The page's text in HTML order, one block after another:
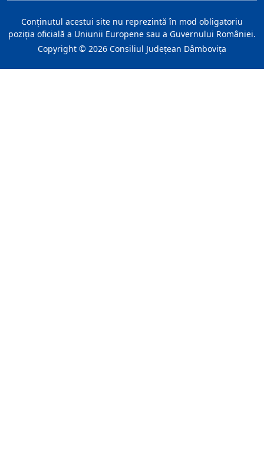
Conţinutul acestui site nu reprezintă în mod obligatoriu
poziţia oficială a Uniunii Europene sau a Guvernului României.
Copyright © 2026 Consiliul Judeţean Dâmboviţa